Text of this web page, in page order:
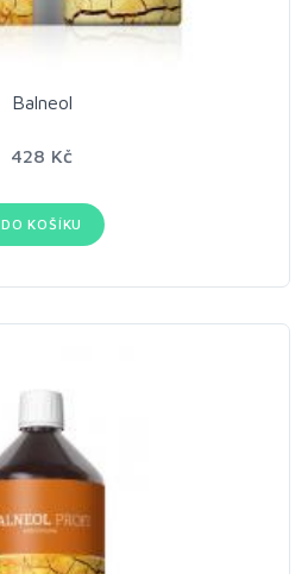
Balneol
428 Kč
DO KOŠÍKU